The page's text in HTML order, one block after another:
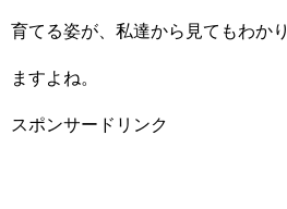
育てる姿が、私達から見てもわかり
ますよね。
スポンサードリンク